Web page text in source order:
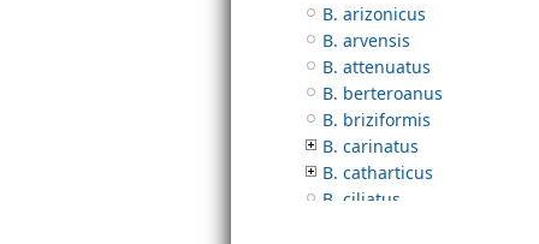
B. arizonicus
B. arvensis
B. attenuatus
B. berteroanus
B. briziformis
B. carinatus
B. catharticus
B. ciliatus